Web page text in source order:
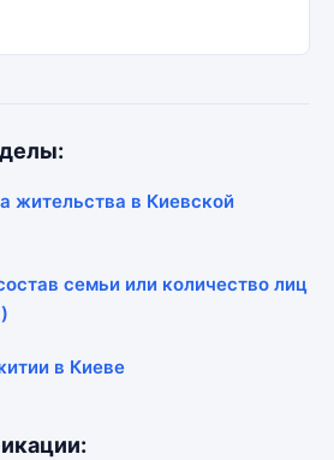
жительства в Киевской
семьи или количество лиц
в Киеве